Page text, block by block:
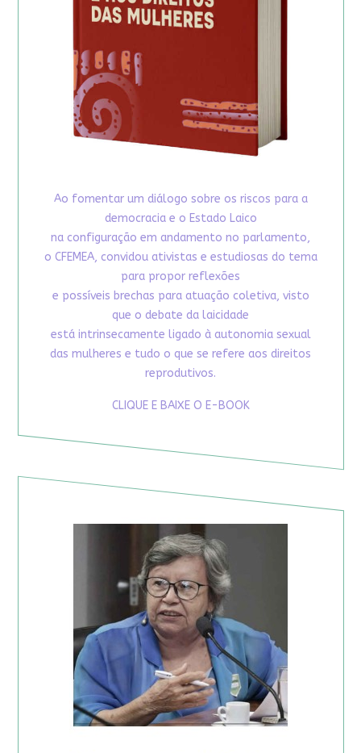
Ao fomentar um diálogo sobre os riscos para a
democracia e o Estado Laico
na configuração em andamento no parlamento,
o CFEMEA, convidou ativistas e estudiosas do tema
para propor reflexões
e possíveis brechas para atuação coletiva, visto
que o debate da laicidade
está intrinsecamente ligado à autonomia sexual
das mulheres e tudo o que se refere aos direitos
reprodutivos.
CLIQUE E BAIXE O E-BOOK